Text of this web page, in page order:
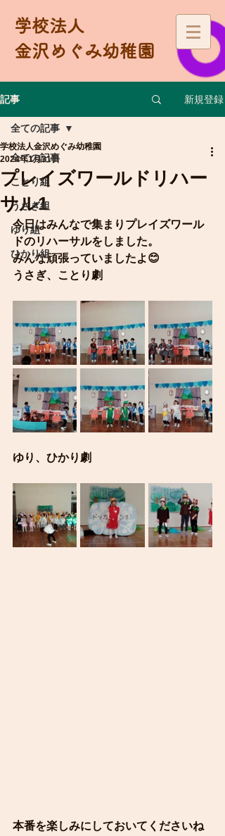
学校法人
金沢めぐみ幼稚園
記事 新規登録
全ての記事
ことり組
うさぎ組
ゆり組
ひかり組
全ての記事
プレイズワールドリハー
サル1
学校法人金沢めぐみ幼稚園
2024年1月31日
今日はみんなで集まりプレイズワール
ドのリハーサルをしました。
みんな頑張っていましたよ😊
うさぎ、ことり劇
ゆり、ひかり劇
本番を楽しみにしておいてくださいね